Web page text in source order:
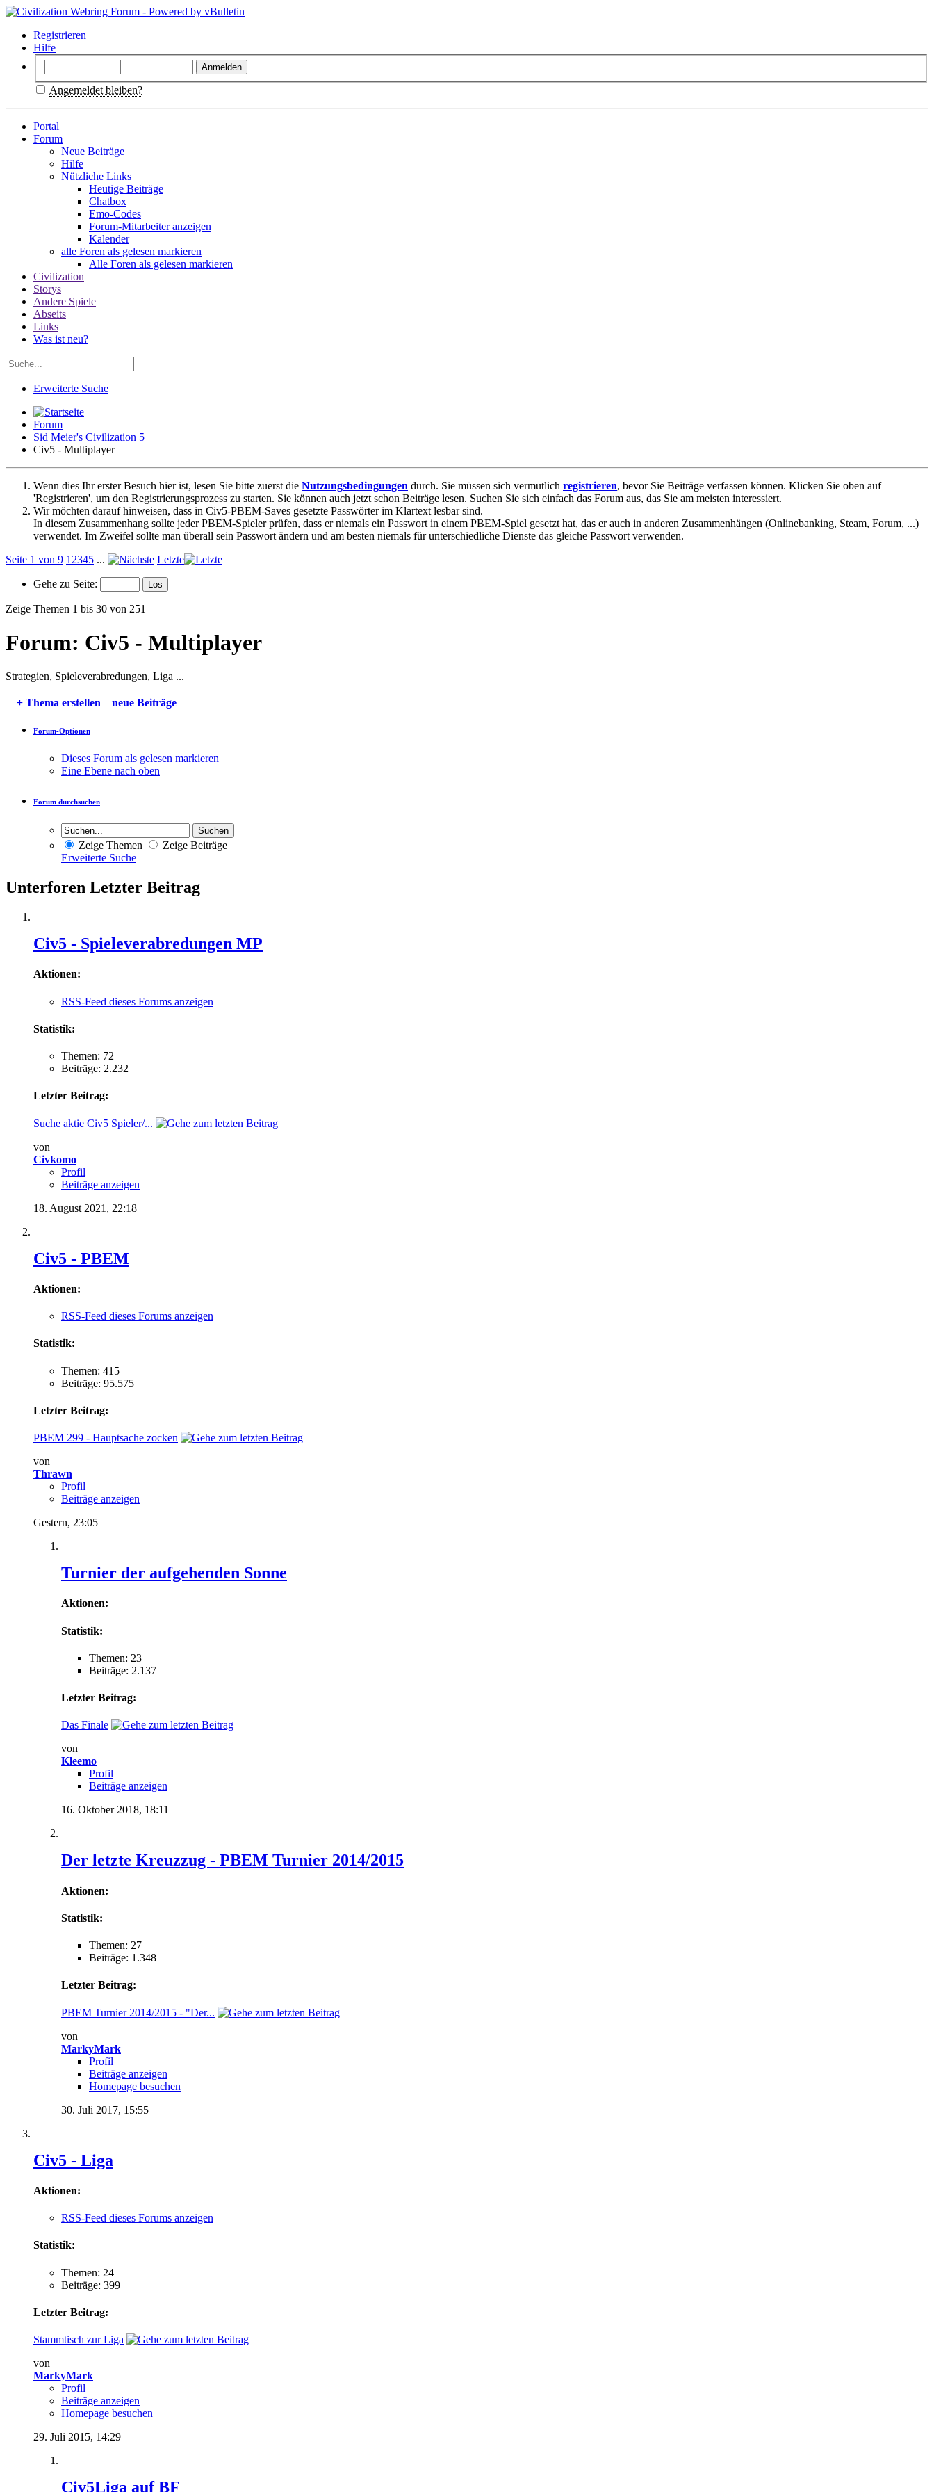
Registrieren
Hilfe
Angemeldet bleiben?
Portal
Forum
Neue Beiträge
Hilfe
Nützliche Links
Heutige Beiträge
Chatbox
Emo-Codes
Forum-Mitarbeiter anzeigen
Kalender
alle Foren als gelesen markieren
Alle Foren als gelesen markieren
Civilization
Storys
Andere Spiele
Abseits
Links
Was ist neu?
Erweiterte Suche
Forum
Sid Meier's Civilization 5
Civ5 - Multiplayer
Wenn dies Ihr erster Besuch hier ist, lesen Sie bitte zuerst die Nutzungsbedingungen durch. Sie müssen sich vermutlich registrieren, bevor Sie Beiträge verfassen können. Klicken Sie oben auf
'Registrieren', um den Registrierungsprozess zu starten. Sie können auch jetzt schon Beiträge lesen. Suchen Sie sich einfach das Forum aus, das Sie am meisten interessiert.
Wir möchten darauf hinweisen, dass in Civ5-PBEM-Saves gesetzte Passwörter im Klartext lesbar sind.
In diesem Zusammenhang sollte jeder PBEM-Spieler prüfen, dass er niemals ein Passwort in einem PBEM-Spiel gesetzt hat, das er auch in anderen Zusammenhängen (Onlinebanking, Steam, Forum, ...)
verwendet. Im Zweifel sollte man überall sein Passwort ändern und am besten niemals für unterschiedliche Dienste das gleiche Passwort verwenden.
Seite 1 von 9 1 2345 ... Letzte
Gehe zu Seite:
Zeige Themen 1 bis 30 von 251
Forum: Civ5 - Multiplayer
Strategien, Spieleverabredungen, Liga ...
+ Thema erstellen neue Beiträge
Forum-Optionen
Dieses Forum als gelesen markieren
Eine Ebene nach oben
Forum durchsuchen
Zeige Themen
Zeige Beiträge
Erweiterte Suche
Unterforen Letzter Beitrag
Civ5 - Spieleverabredungen MP
Aktionen:
RSS-Feed dieses Forums anzeigen
Statistik:
Themen: 72
Beiträge: 2.232
Letzter Beitrag:
Suche aktie Civ5 Spieler/...
von
Civkomo
Profil
Beiträge anzeigen
18. August 2021, 22:18
Civ5 - PBEM
Aktionen:
RSS-Feed dieses Forums anzeigen
Statistik:
Themen: 415
Beiträge: 95.575
Letzter Beitrag:
PBEM 299 - Hauptsache zocken
von
Thrawn
Profil
Beiträge anzeigen
Gestern, 23:05
Turnier der aufgehenden Sonne
Aktionen:
Statistik:
Themen: 23
Beiträge: 2.137
Letzter Beitrag:
Das Finale
von
Kleemo
Profil
Beiträge anzeigen
16. Oktober 2018, 18:11
Der letzte Kreuzzug - PBEM Turnier 2014/2015
Aktionen:
Statistik:
Themen: 27
Beiträge: 1.348
Letzter Beitrag:
PBEM Turnier 2014/2015 - "Der...
von
MarkyMark
Profil
Beiträge anzeigen
Homepage besuchen
30. Juli 2017, 15:55
Civ5 - Liga
Aktionen:
RSS-Feed dieses Forums anzeigen
Statistik:
Themen: 24
Beiträge: 399
Letzter Beitrag:
Stammtisch zur Liga
von
MarkyMark
Profil
Beiträge anzeigen
Homepage besuchen
29. Juli 2015, 14:29
Civ5Liga auf BF